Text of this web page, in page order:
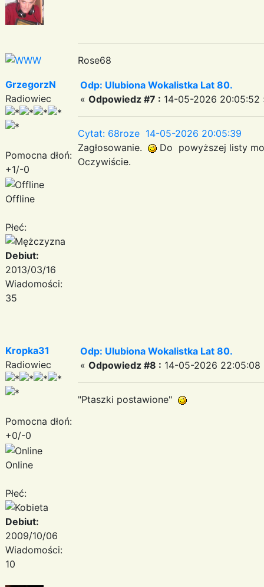
Rose68
GrzegorzN
Radiowiec
Pomocna dłoń:
+1/-0
Offline
Płeć:
Debiut:
2013/03/16
Wiadomości:
35
Odp: Ulubiona Wokalistka Lat 80.
« Odpowiedz #7 : 14-05-2026 20:05:52
Cytat: 68roze 14-05-2026 20:05:39
Zagłosowanie.
Do powyższej listy
Oczywiście.
Kropka31
Radiowiec
Pomocna dłoń:
+0/-0
Online
Płeć:
Debiut:
2009/10/06
Wiadomości:
10
Odp: Ulubiona Wokalistka Lat 80.
« Odpowiedz #8 : 14-05-2026 22:05:08
"Ptaszki postawione"